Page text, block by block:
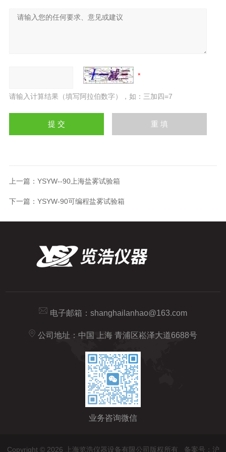
请输入计算结果（填写阿拉伯数字），如：三加四=7
上一篇： YSYW--90上海盐雾试验箱
下一篇： YSYW-90可编程盐雾试验箱
电子邮箱： shanghailanhao@163.com
公司地址：中国 上海 青浦区崧泽大道6688号
业务咨询微信
Copyright © 2026 上海览浩仪器设备有限公司版权所有 备案号：沪